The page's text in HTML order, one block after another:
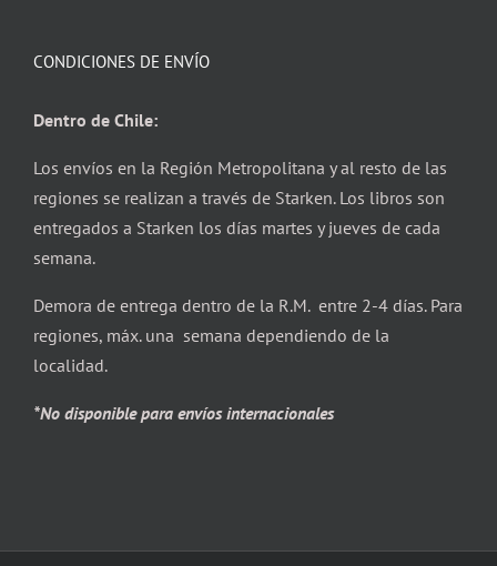
CONDICIONES DE ENVÍO
Dentro de Chile:
Los envíos en la Región Metropolitana y al resto de las
regiones se realizan a través de Starken. Los libros son
entregados a Starken los días martes y jueves de cada
semana.
Demora de entrega dentro de la R.M. entre 2-4 días. Para
regiones, máx. una semana dependiendo de la
localidad.
*No disponible para envíos internacionales